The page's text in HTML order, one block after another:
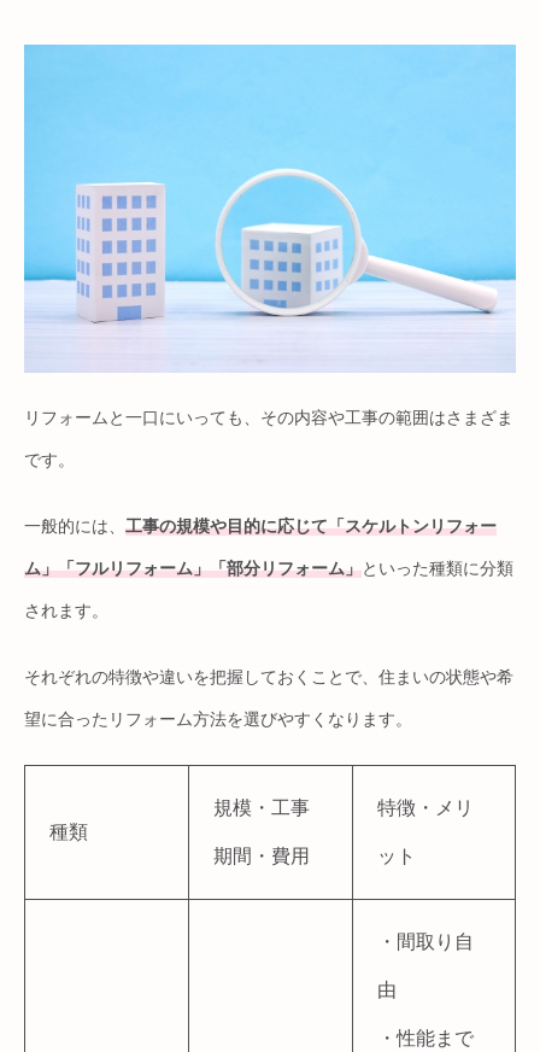
リフォームと一口にいっても、その内容や工事の範囲はさまざま
です。
一般的には、 工事の規模や目的に応じて「スケルトンリフォー
ム」「フルリフォーム」「部分リフォーム」といった種類に分類
されます。
それぞれの特徴や違いを把握しておくことで、住まいの状態や希
望に合ったリフォーム方法を選びやすくなります。
種類
規模・工事
期間・費用
特徴・メリ
ット
・間取り自
由
・性能まで